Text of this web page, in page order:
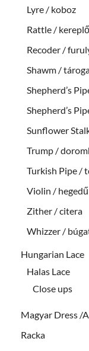
Lyre / koboz
Rattle / kereplő
Recoder /
Shawm /
Shepherd’s
Shepherd’s
Sunflower
Trump /
Turkish Pipe /
Violin / hegedű
Zither / citera
Whizzer /
Hungarian Lace
Halas Lace
Close ups
Magyar Dress /
Racka